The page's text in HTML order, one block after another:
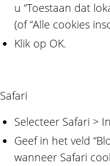
u “Toestaan dat
(of “Alle cookies
Klik op OK.
Safari
Selecteer Safari >
Geef in het veld
wanneer Safari